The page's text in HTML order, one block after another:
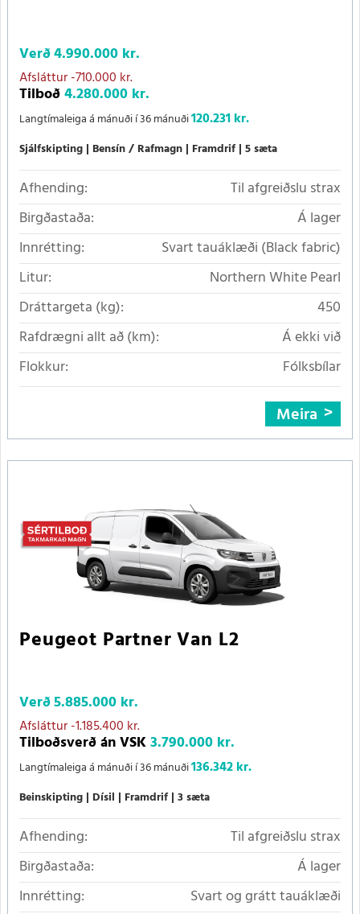
Verð4.990.000 kr.
Afsláttur-710.000 kr.
Tilboð4.280.000 kr.
Langtímaleiga á mánuði í 36 mánuði120.231 kr.
Sjálfskipting Bensín / Rafmagn Framdrif 5 sæta
Afhending:
Til afgreiðslu strax
Birgðastaða:
Á lager
Innrétting:
Svart tauáklæði (Black fabric)
Litur:
Northern White Pearl
Dráttargeta (kg):
450
Rafdrægni allt að (km):
Á ekki við
Flokkur:
Fólksbílar
Meira
Peugeot Partner Van L2
Verð5.885.000 kr.
Afsláttur-1.185.400 kr.
Tilboðsverð án VSK3.790.000 kr.
Langtímaleiga á mánuði í 36 mánuði136.342 kr.
Beinskipting Dísil Framdrif 3 sæta
Afhending:
Til afgreiðslu strax
Birgðastaða:
Á lager
Innrétting:
Svart og grátt tauáklæði